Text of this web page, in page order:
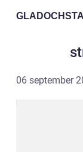
06 september